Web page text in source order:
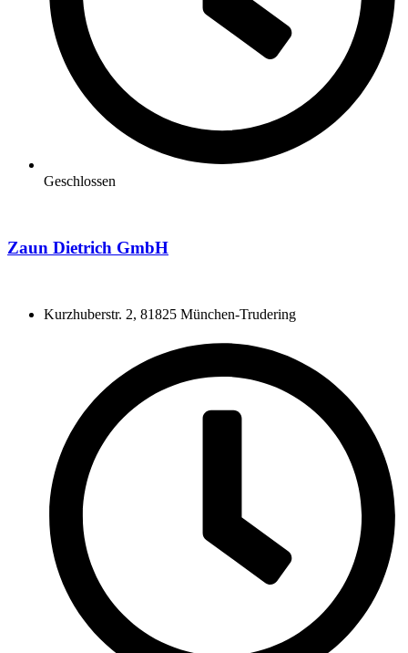
Geschlossen
Zaun Dietrich GmbH
Kurzhuberstr. 2, 81825 München-Trudering